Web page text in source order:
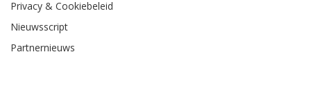
Privacy & Cookiebeleid
Nieuwsscript
Partnernieuws